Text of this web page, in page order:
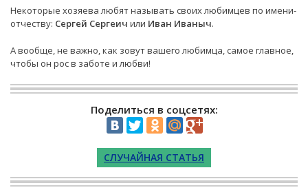
Некоторые хозяева любят называть своих любимцев по имени-
отчеству: Сергей Сергеич или Иван Иваныч.
А вообще, не важно, как зовут вашего любимца, самое главное,
чтобы он рос в заботе и любви!
Поделиться в соцсетях:
СЛУЧАЙНАЯ СТАТЬЯ